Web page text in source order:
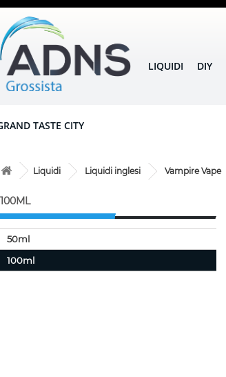
LIQUIDI DIY
TASTE CITY
Liquidi Liquidi inglesi Vampire Vape
100ML
50ml
100ml